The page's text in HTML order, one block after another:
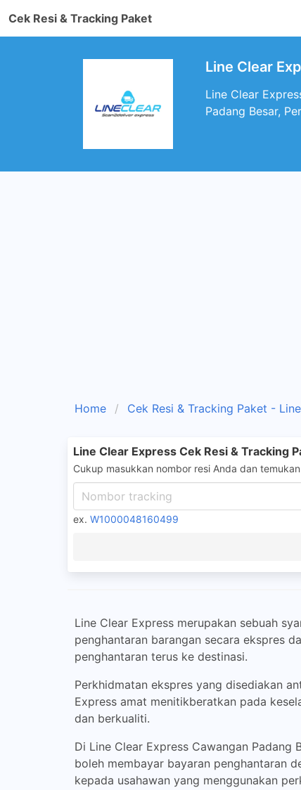
Cek Resi & Tracking Paket
Line Clear
Line Clear
Padang Besar,
Home Cek Resi & Tracking Paket -
Line Clear Express Cek Resi & Tracking
Cukup masukkan nombor resi Anda dan
ex. W1000048160499
Line Clear Express merupakan sebuah
penghantaran barangan secara ekspres
penghantaran terus ke destinasi.
Perkhidmatan ekspres yang disediakan
Express amat menitikberatkan pada
dan berkualiti.
Di Line Clear Express Cawangan
boleh membayar bayaran penghantaran
kepada usahawan yang menggunakan